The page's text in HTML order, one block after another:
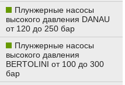
Плунжерные насосы
высокого давления DANAU
от 120 до 250 бар
Плунжерные насосы
высокого давления
BERTOLINI от 100 до 300
бар